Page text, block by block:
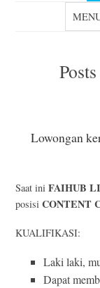
Lowongan
Saat iniFAIHUB
posisi CONTENT
KUALIFIKASI:
Laki laki,
Dapat